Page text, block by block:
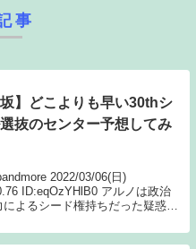
事
坂】どこよりも早い30thシ
抜のセンター予想してみ
2022/03/06(日)
ID:eqOzYHlB0 アルノは政治
よるシード権持ちだった疑惑ア
に飛鳥山下が30thセンター候...